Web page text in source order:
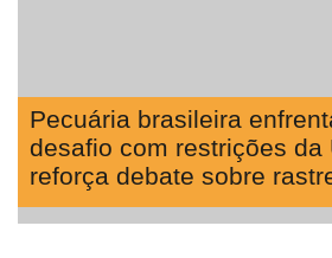
Pecuária brasileira
desafio com restrições da
reforça debate sobre